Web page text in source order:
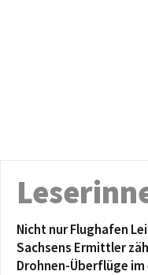
Nicht nur Flughafen
Sachsens Ermittler
Drohnen-Überflüge